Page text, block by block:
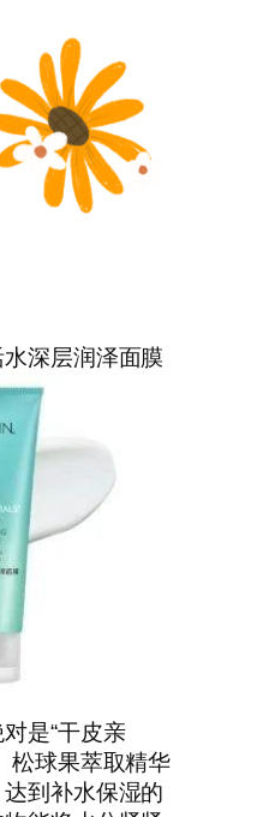
深层润泽面膜
是“干皮亲
松球果萃取精华
到补水保湿的